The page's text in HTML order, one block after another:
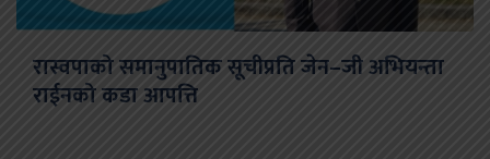
रास्वपाको समानुपातिक सूचीप्रति जेन–जी अभियन्ता
राईनको कडा आपत्ति